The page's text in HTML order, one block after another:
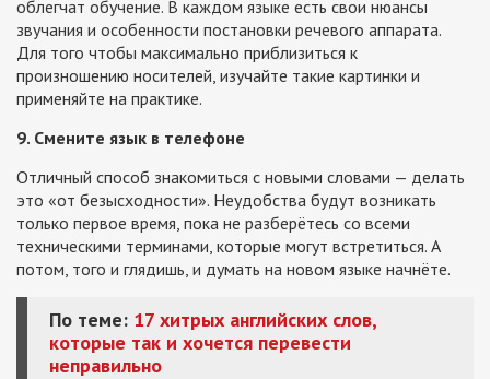
облегчат обучение. В каждом языке есть свои нюансы
звучания и особенности постановки речевого аппарата.
Для того чтобы максимально приблизиться к
произношению носителей, изучайте такие картинки и
применяйте на практике.
9. Смените язык в телефоне
Отличный способ знакомиться с новыми словами — делать
это «от безысходности». Неудобства будут возникать
только первое время, пока не разберётесь со всеми
техническими терминами, которые могут встретиться. А
потом, того и глядишь, и думать на новом языке начнёте.
По теме: 17 хитрых английских слов,
которые так и хочется перевести
неправильно